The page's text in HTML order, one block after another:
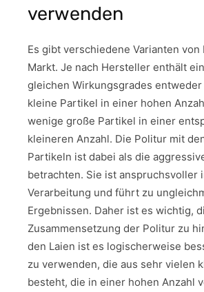
verwenden
Es gibt verschiedene Varianten von
Markt. Je nach Hersteller enthält
gleichen Wirkungsgrades
kleine Partikel in einer hohen
wenige große Partikel in einer
kleineren Anzahl. Die Politur mit
Partikeln ist dabei als die
betrachten. Sie ist anspruchsvoller
Verarbeitung und führt zu
Ergebnissen. Daher ist es wichtig,
Zusammensetzung der Politur zu
den Laien ist es logischerweise
zu verwenden, die aus sehr vielen
besteht, die in einer hohen Anzahl